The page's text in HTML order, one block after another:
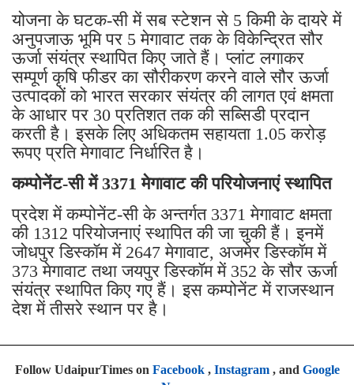
योजना के घटक-सी में सब स्टेशन से 5 किमी के दायरे में
अनुपजाऊ भूमि पर 5 मेगावाट तक के विकेन्द्रित सौर
ऊर्जा संयंत्र स्थापित किए जाते हैं। प्लांट लगाकर
सम्पूर्ण कृषि फीडर का सौरीकरण करने वाले सौर ऊर्जा
उत्पादकों को भारत सरकार संयंत्र की लागत एवं क्षमता
के आधार पर 30 प्रतिशत तक की सब्सिडी प्रदान
करती है। इसके लिए अधिकतम सहायता 1.05 करोड़
रूपए प्रति मेगावाट निर्धारित है।
कम्पोनेंट-सी में 3371 मेगावाट की परियोजनाएं स्थापित
प्रदेश में कम्पोनेंट-सी के अन्तर्गत 3371 मेगावाट क्षमता
की 1312 परियोजनाएं स्थापित की जा चुकी हैं। इनमें
जोधपुर डिस्कॉम में 2647 मेगावाट, अजमेर डिस्कॉम में
373 मेगावाट तथा जयपुर डिस्कॉम में 352 के सौर ऊर्जा
संयंत्र स्थापित किए गए हैं। इस कम्पोनेंट में राजस्थान
देश में तीसरे स्थान पर है।
Follow UdaipurTimes on Facebook, Instagram, and Google